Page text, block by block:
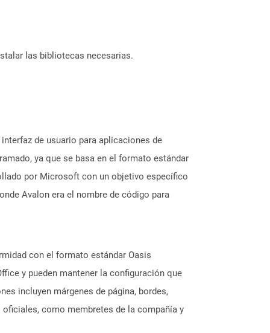
las bibliotecas necesarias.
de usuario para aplicaciones de
ya que se basa en el formato estándar
por Microsoft con un objetivo específico
Avalon era el nombre de código para
con el formato estándar Oasis
y pueden mantener la configuración que
incluyen márgenes de página, bordes,
como membretes de la compañía y